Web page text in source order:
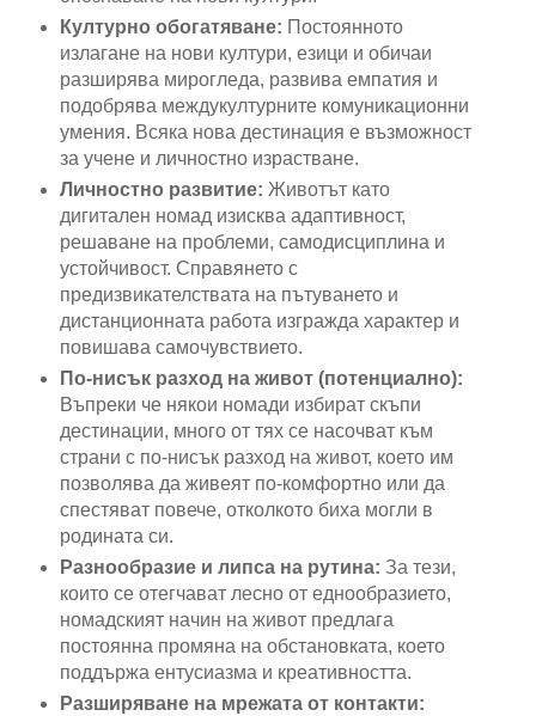
Културно обогатяване: Постоянното
излагане на нови култури, езици и обичаи
разширява мирогледа, развива емпатия и
подобрява междукултурните комуникационни
умения. Всяка нова дестинация е възможност
за учене и личностно израстване.
Личностно развитие: Животът като
дигитален номад изисква адаптивност,
решаване на проблеми, самодисциплина и
устойчивост. Справянето с
предизвикателствата на пътуването и
дистанционната работа изгражда характер и
повишава самочувствието.
По-нисък разход на живот (потенциално):
Въпреки че някои номади избират скъпи
дестинации, много от тях се насочват към
страни с по-нисък разход на живот, което им
позволява да живеят по-комфортно или да
спестяват повече, отколкото биха могли в
родината си.
Разнообразие и липса на рутина: За тези,
които се отегчават лесно от еднообразието,
номадският начин на живот предлага
постоянна промяна на обстановката, което
поддържа ентусиазма и креативността.
Разширяване на мрежата от контакти: